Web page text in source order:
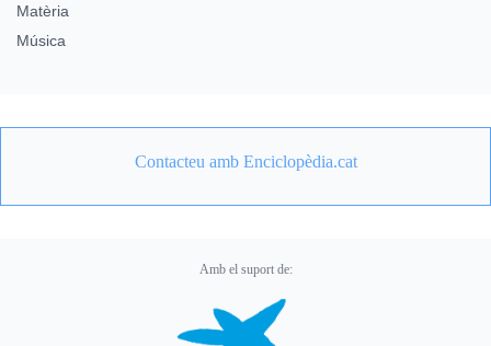
Matèria
Música
Contacteu amb Enciclopèdia.cat
Amb el suport de: